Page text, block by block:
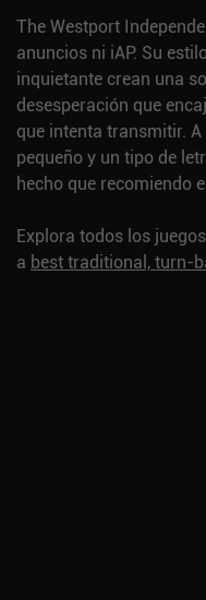
The Westport
anuncios ni iAP. Su
inquietante crean una
desesperación que
que intenta transmitir.
pequeño y un tipo de
hecho que recomiendo
Explora todos los
a best traditional, turn-